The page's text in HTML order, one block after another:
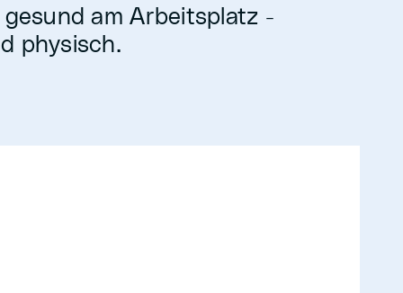
am Arbeitsplatz -
physisch.